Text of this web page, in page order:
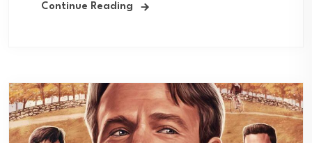
Continue Reading